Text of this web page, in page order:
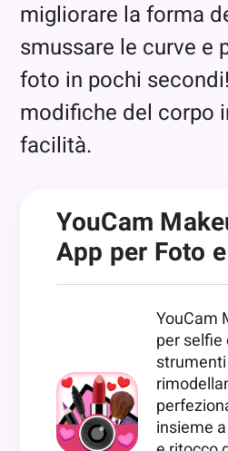
migliorare la forma
smussare le curve e
foto in pochi
modifiche del corpo
facilità.
YouCam
App per Foto
YouCam
per selfie
insieme